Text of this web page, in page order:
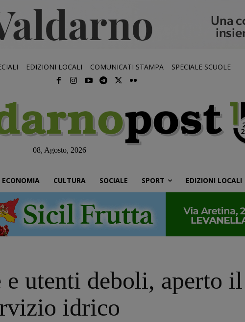
EDIZIONI LOCALI COMUNICATI STAMPA SPECIALE SCUOLE
08, Agosto, 2026
ECONOMIA CULTURA SOCIALE SPORT EDIZIONI LOCALI
utenti deboli, aperto
idrico